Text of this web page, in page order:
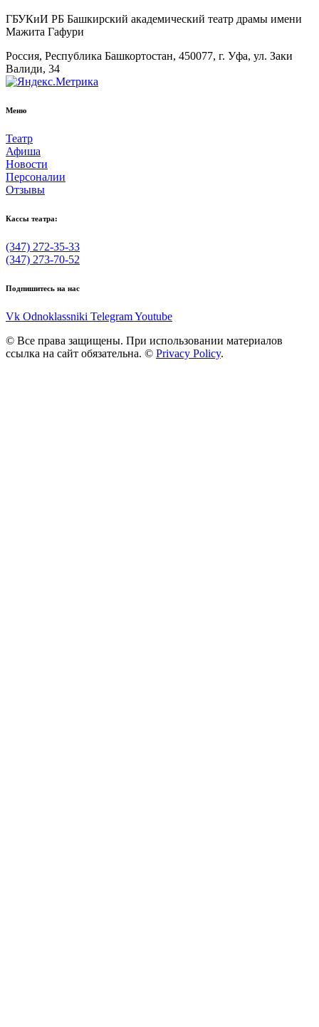
ГБУКиИ РБ Башкирский академический театр драмы имени
Мажита Гафури
Россия, Республика Башкортостан, 450077, г. Уфа, ул. Заки
Валиди, 34
Меню
Театр
Афиша
Новости
Персоналии
Отзывы
Кассы театра:
(347) 272-35-33
(347) 273-70-52
Подпишитесь на нас
Vk Odnoklassniki TelegramYoutube
© Все права защищены. При использовании материалов
ссылка на сайт обязательна. © Privacy Policy.